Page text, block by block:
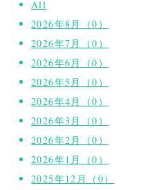
All
2026年8月（0）
2026年7月（0）
2026年6月（0）
2026年5月（0）
2026年4月（0）
2026年3月（0）
2026年2月（0）
2026年1月（0）
2025年12月（0）